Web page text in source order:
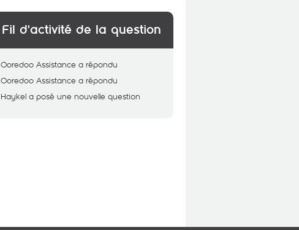
Fil d'activité de la question
Ooredoo Assistance a répondu
Ooredoo Assistance a répondu
Haykel a posé une nouvelle question